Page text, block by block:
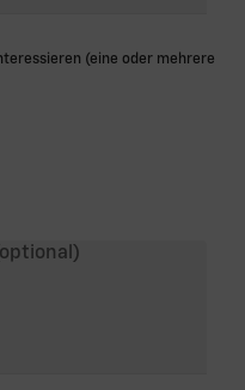
(eine oder mehrere